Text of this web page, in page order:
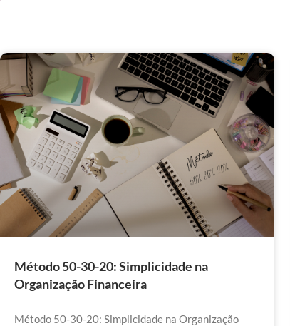
Método 50-30-20: Simplicidade na
Organização Financeira
Método 50-30-20: Simplicidade na Organização